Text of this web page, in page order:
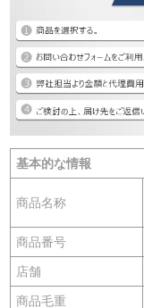
基本的な情報
商品名称
商品番号
店舗
商品毛重